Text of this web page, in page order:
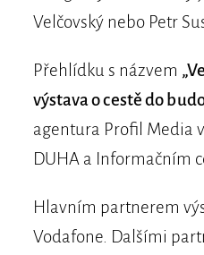
Velčovský nebo Petr
Přehlídku s názvem
výstava o cestě do
agentura Profil Media
DUHA a Informačním
Hlavním partnerem
Vodafone. Dalšími